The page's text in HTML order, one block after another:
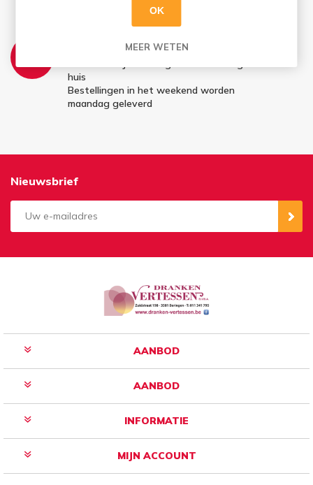
THUISLEVERING:
huis
Bestellingen in het weekend worden
maandag geleverd
Nieuwsbrief
AANBOD
AANBOD
INFORMATIE
MIJN ACCOUNT
OK
MEER WETEN